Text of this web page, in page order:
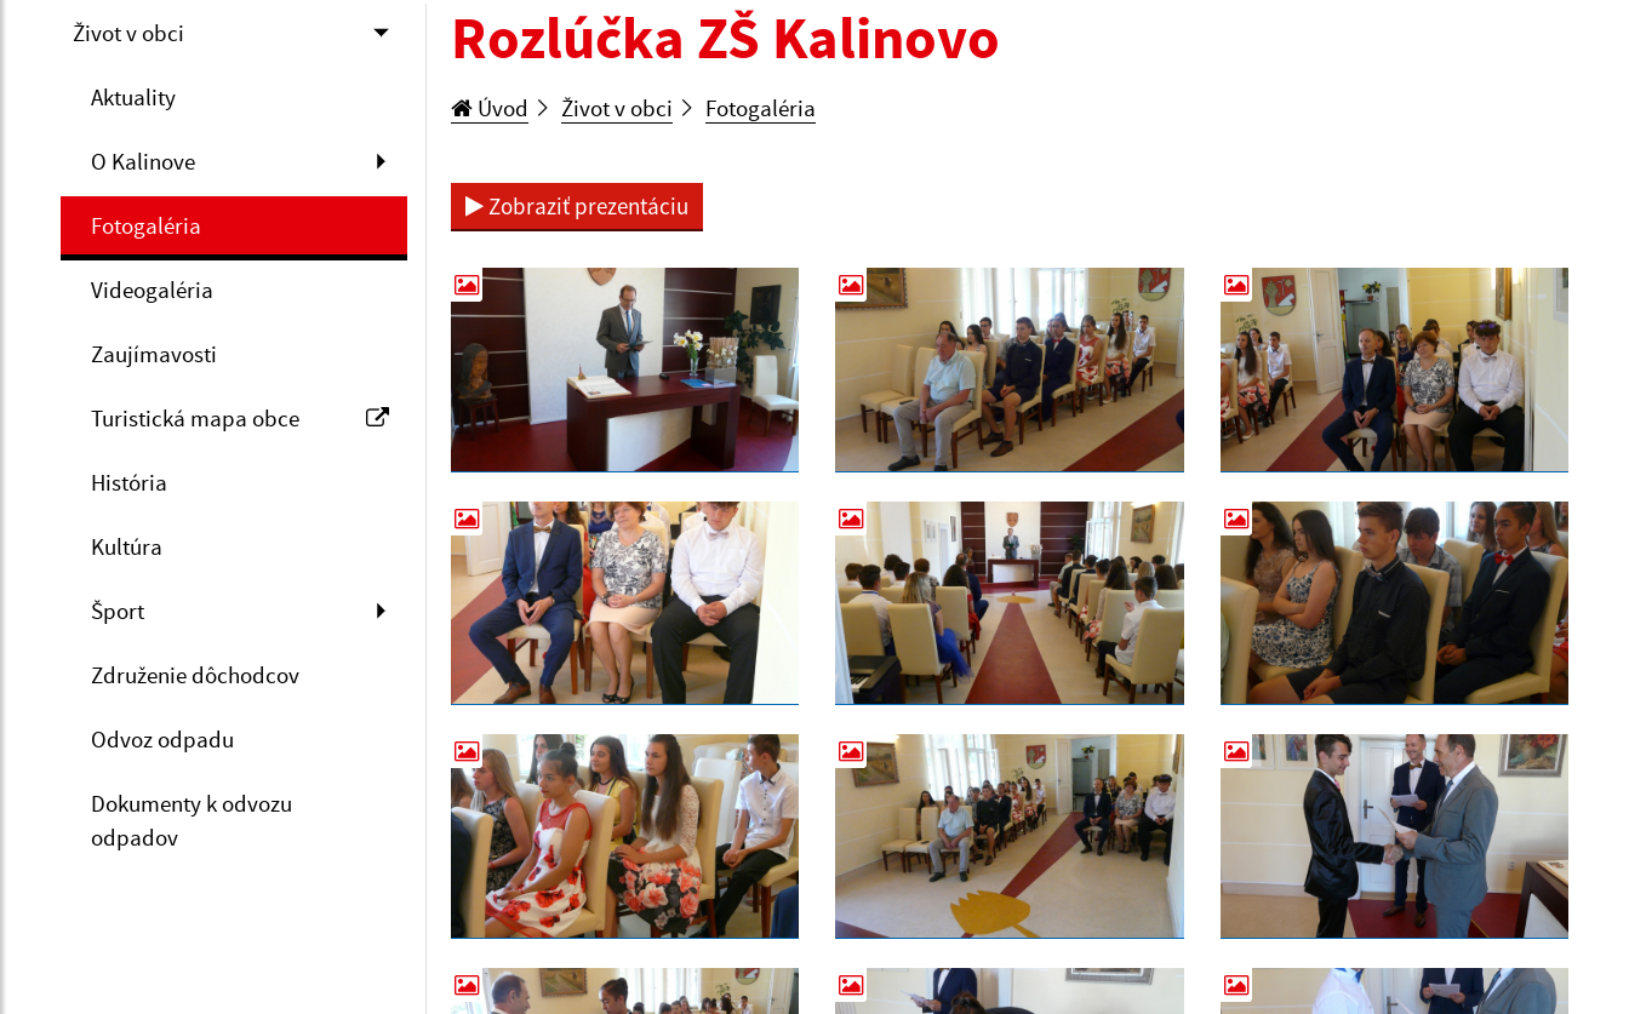
Život v obci
Aktuality
O Kalinove
Fotogaléria
Videogaléria
Zaujímavosti
Turistická mapa obce
História
Kultúra
Šport
Združenie dôchodcov
Odvoz odpadu
Dokumenty k odvozu
odpadov
Rozlúčka ZŠ Kalinovo
Úvod Život v obci Fotogaléria
Zobraziť prezentáciu